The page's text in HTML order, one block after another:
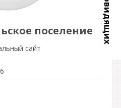
поселение
сайт